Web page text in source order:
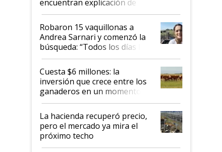
encuentran explicación de
cómo llegaron allí
Robaron 15 vaquillonas a
Andrea Sarnari y comenzó la
búsqueda: “Todos los días le
toca a algún productor”
Cuesta $6 millones: la
inversión que crece entre los
ganaderos en un momento
histórico para la actividad
La hacienda recuperó precio,
pero el mercado ya mira el
próximo techo